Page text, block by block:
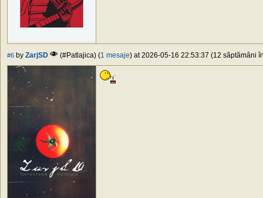
#6 by ZarjSD (#Patlajica) (1 mesaje) at 2026-05-16 22:53:37 (12 săptămâni